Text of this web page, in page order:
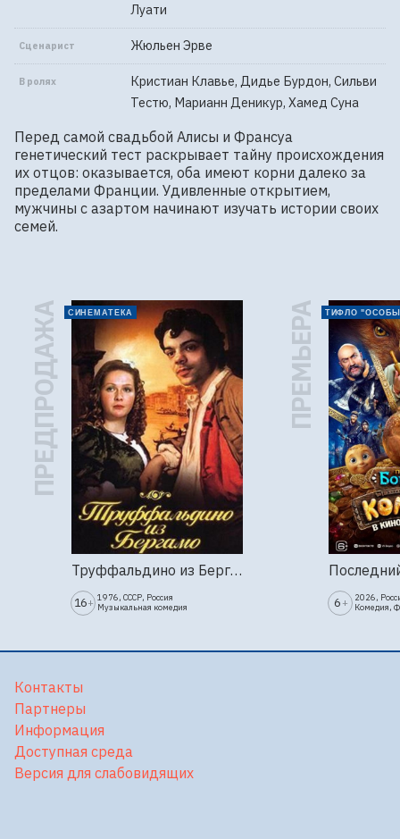
Луати
Сценарист Жюльен Эрве
В ролях
Кристиан Клавье, Дидье Бурдон, Сильви
Тестю, Марианн Деникур, Хамед Суна
Перед самой свадьбой Алисы и Франсуа
генетический тест раскрывает тайну происхождения
их отцов: оказывается, оба имеют корни далеко за
пределами Франции. Удивленные открытием,
мужчины с азартом начинают изучать истории своих
семей.
ПРЕДПРОДАЖА СИНЕМАТЕКА
Труффальдино из Бергамо (1976г., Ленфильм, 2 серии)
16+ 1976, СССР, Россия
Музыкальная комедия
ПРЕМЬЕРА ТИФЛО
6 +
2026,
Комедия,
Контакты
Партнеры
Информация
Доступная среда
Версия для слабовидящих